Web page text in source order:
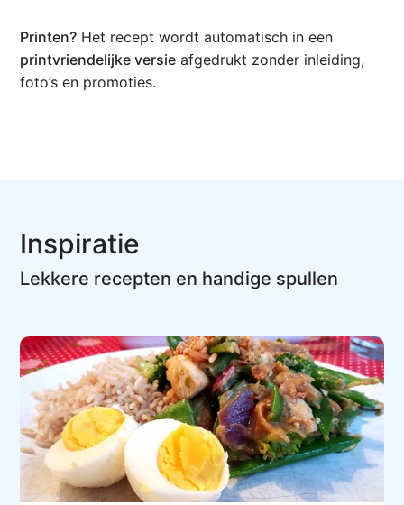
Printen? Het recept wordt automatisch in een
printvriendelijke versie afgedrukt zonder inleiding,
foto’s en promoties.
Inspiratie
Lekkere recepten en handige spullen